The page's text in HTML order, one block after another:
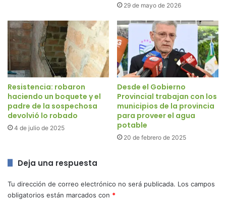
29 de mayo de 2026
Resistencia: robaron
haciendo un boquete y el
padre de la sospechosa
devolvió lo robado
4 de julio de 2025
Desde el Gobierno
Provincial trabajan con los
municipios de la provincia
para proveer el agua
potable
20 de febrero de 2025
Deja una respuesta
Tu dirección de correo electrónico no será publicada. Los campos
obligatorios están marcados con *